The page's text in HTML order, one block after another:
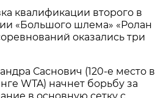
квалификации второго в
«Большого шлема» «Ролан
оказались три
Саснович (120-е место в
WTA) начнет борьбу за
в основную сетку с